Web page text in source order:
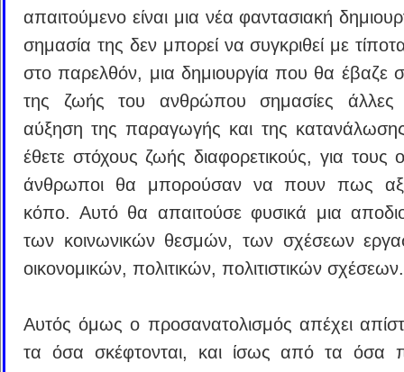
απαιτούμενο είναι μια νέα φαντασιακή
σημασία της δεν μπορεί να συγκριθεί με
στο παρελθόν, μια δημιουργία που θα έβαζε
της ζωής του ανθρώπου σημασίες
αύξηση της παραγωγής και της
έθετε στόχους ζωής διαφορετικούς, για τους
άνθρωποι θα μπορούσαν να πουν πως
κόπο. Αυτό θα απαιτούσε φυσικά μια
των κοινωνικών θεσμών, των σχέσεων
οικονομικών, πολιτικών, πολιτιστικών σχέσεων.
Αυτός όμως ο προσανατολισμός απέχει
τα όσα σκέφτονται, και ίσως από τα όσα